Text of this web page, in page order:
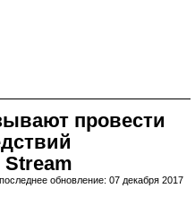
провести
Stream
обновление: 07 декабря 2017